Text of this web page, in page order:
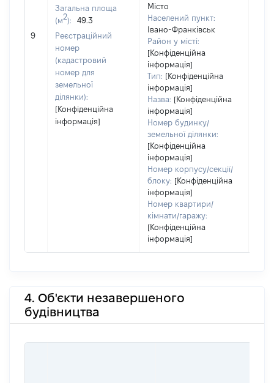
9
Загальна площа
(м2):
49.3
Реєстраційний
номер
(кадастровий
номер для
земельної
ділянки):
[Конфіденційна
інформація]
Місто
Населений пункт:
Івано-Франківськ
Район у місті:
[Конфіденційна
інформація]
Тип: [Конфіденційна
інформація]
Назва: [Конфіденційна
інформація]
Номер будинку/
земельної ділянки:
[Конфіденційна
інформація]
Номер корпусу/секції/
блоку: [Конфіденційна
інформація]
Номер квартири/
кімнати/гаражу:
[Конфіденційна
інформація]
4. Об'єкти незавершеного
будівництва